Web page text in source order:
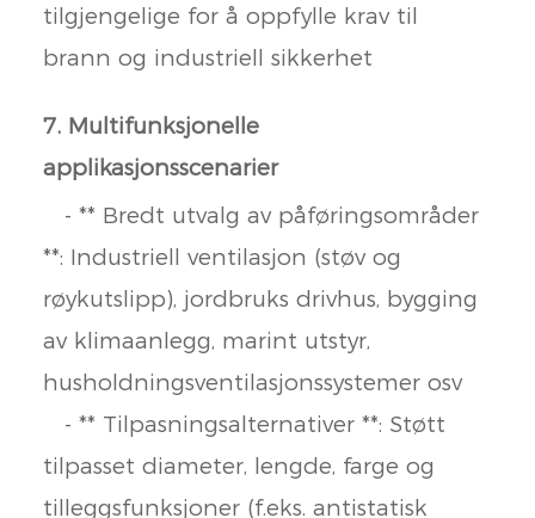
tilgjengelige for å oppfylle krav til
brann og industriell sikkerhet
7. Multifunksjonelle
applikasjonsscenarier
- ** Bredt utvalg av påføringsområder
**: Industriell ventilasjon (støv og
røykutslipp), jordbruks drivhus, bygging
av klimaanlegg, marint utstyr,
husholdningsventilasjonssystemer osv
- ** Tilpasningsalternativer **: Støtt
tilpasset diameter, lengde, farge og
tilleggsfunksjoner (f.eks. antistatisk